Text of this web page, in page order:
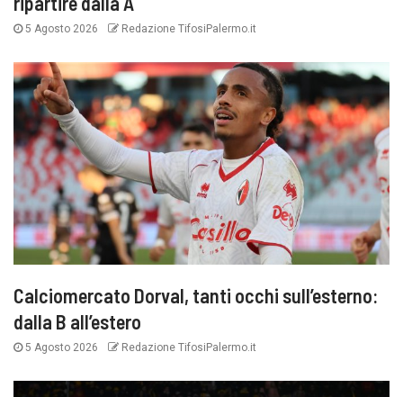
5 Agosto 2026 Redazione TifosiPalermo.it
Calciomercato Dorval, tanti occhi sull’esterno:
dalla B all’estero
5 Agosto 2026 Redazione TifosiPalermo.it